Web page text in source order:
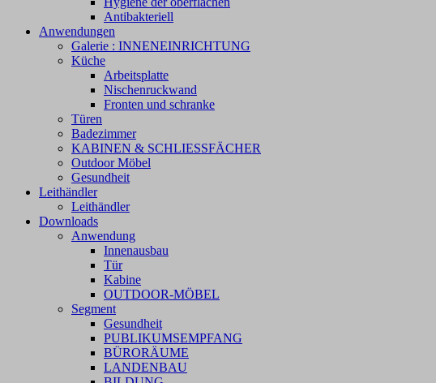
Antibakteriell
Anwendungen
Galerie : INNENEINRICHTUNG
Küche
Arbeitsplatte
Nischenruckwand
Fronten und schranke
Türen
Badezimmer
KABINEN & SCHLIESSFÄCHER
Outdoor Möbel
Gesundheit
Leithändler
Leithändler
Downloads
Anwendung
Innenausbau
Tür
Kabine
OUTDOOR-MÖBEL
Segment
Gesundheit
PUBLIKUMSEMPFANG
BÜRORÄUME
LANDENBAU